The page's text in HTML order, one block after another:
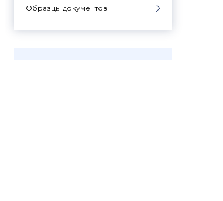
Образцы документов